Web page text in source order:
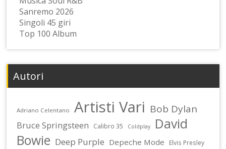
Sanremo 2026
Singoli 45 giri
Top 100 Album
Autori
Adriano Celentano Artisti Vari Bob Dylan
Bruce Springsteen Calibro 35 Coldplay
David
Bowie Deep Purple Depeche Mode Elvis Presley